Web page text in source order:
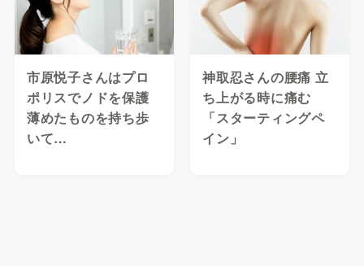
市原悦子さんはプロ
ポリスでノドを保護
薄めたものを持ち歩
いて…
神取忍さんの腰痛 立
ち上がる時に痛む
「スターティングペ
イン」